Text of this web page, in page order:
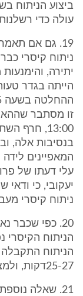
ביצוע הניתוח
עולה כדי
19. גם אם
יתירה,
הייתה בגדר
זו מסתבר
13:00, חרף
בנסיבות אלה,
המאפיינים
עלי דעתו של
יעקובי, כי
ניתוח קיסרי מעבר
20. כפי שכבר
הניתוח התקבלה
25-27דקות, ולמצער, באיחור של 15 דקות.
21. שאלה